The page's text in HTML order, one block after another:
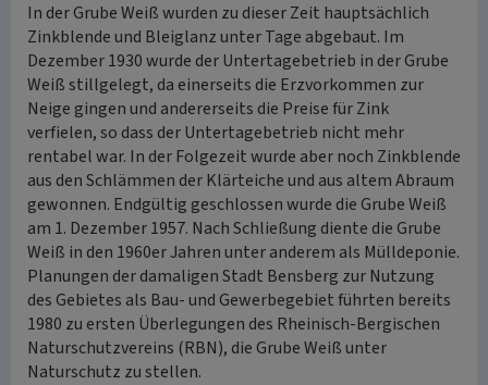
In der Grube Weiß wurden zu dieser Zeit hauptsächlich
Zinkblende und Bleiglanz unter Tage abgebaut. Im
Dezember 1930 wurde der Untertagebetrieb in der Grube
Weiß stillgelegt, da einerseits die Erzvorkommen zur
Neige gingen und andererseits die Preise für Zink
verfielen, so dass der Untertagebetrieb nicht mehr
rentabel war. In der Folgezeit wurde aber noch Zinkblende
aus den Schlämmen der Klärteiche und aus altem Abraum
gewonnen. Endgültig geschlossen wurde die Grube Weiß
am 1. Dezember 1957. Nach Schließung diente die Grube
Weiß in den 1960er Jahren unter anderem als Mülldeponie.
Planungen der damaligen Stadt Bensberg zur Nutzung
des Gebietes als Bau- und Gewerbegebiet führten bereits
1980 zu ersten Überlegungen des Rheinisch-Bergischen
Naturschutzvereins (RBN), die Grube Weiß unter
Naturschutz zu stellen.